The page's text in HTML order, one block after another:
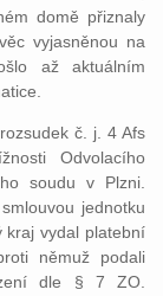
domě přiznaly
vyjasněnou na
až aktuálním
č. j. 4 Afs
Odvolacího
soudu v Plzni.
jednotku
kraj vydal platební
němuž podali
dle § 7 ZO.